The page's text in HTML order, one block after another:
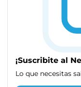
¡Suscribite al
Lo que necesitas